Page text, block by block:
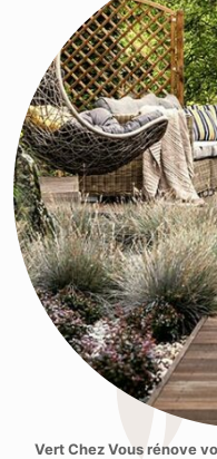
Vert Chez Vous rénove